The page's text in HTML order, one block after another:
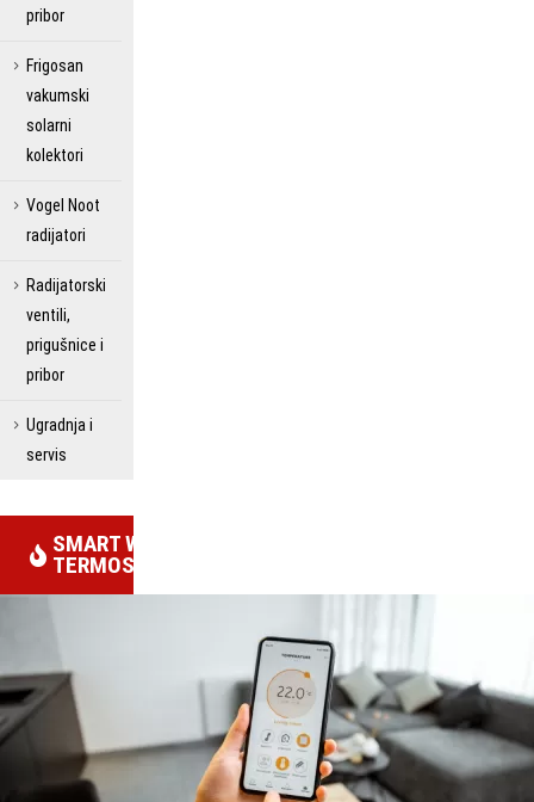
pribor
Frigosan
vakumski
solarni
kolektori
Vogel Noot
radijatori
Radijatorski
ventili,
prigušnice i
pribor
Ugradnja i
servis
SMART WIFI
TERMOSTATI